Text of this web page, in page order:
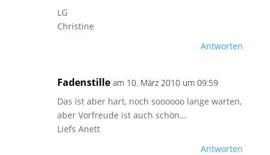
LG
Christine
Antworten
Fadenstille am 10. März 2010 um 09:59
Das ist aber hart, noch soooooo lange warten,
aber Vorfreude ist auch schön…
Liefs Anett
Antworten